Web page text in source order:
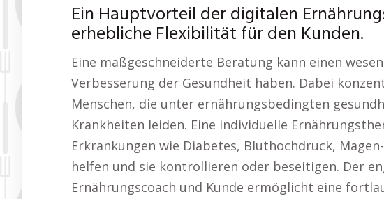
Ein Hauptvorteil der digitalen
erhebliche Flexibilität für den Kunden.
Eine maßgeschneiderte Beratung kann einen
Verbesserung der Gesundheit haben. Dabei
Menschen, die unter ernährungsbedingten
Krankheiten leiden. Eine individuelle
Erkrankungen wie Diabetes, Bluthochdruck,
helfen und sie kontrollieren oder beseitigen. Der
Ernährungscoach und Kunde ermöglicht eine